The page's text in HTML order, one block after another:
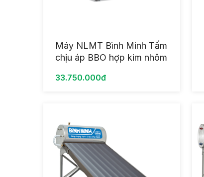
Máy NLMT Bình Minh Tấm
chịu áp BBO hợp kim nhôm
33.750.000đ